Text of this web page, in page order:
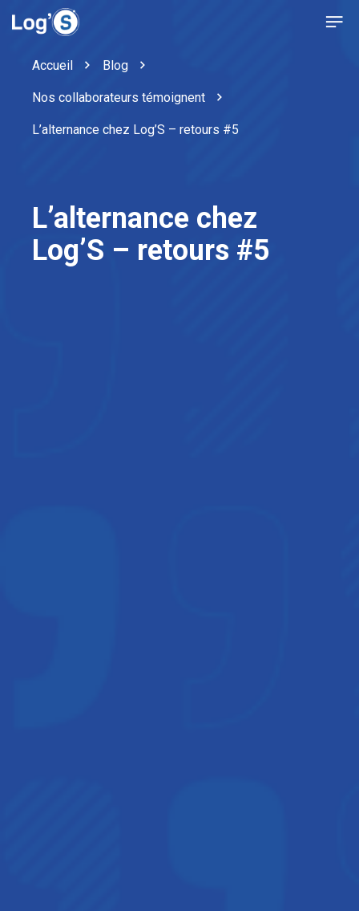
Accueil Blog
Nos collaborateurs témoignent
L’alternance chez Log’S – retours #5
L’alternance chez
Log’S – retours #5